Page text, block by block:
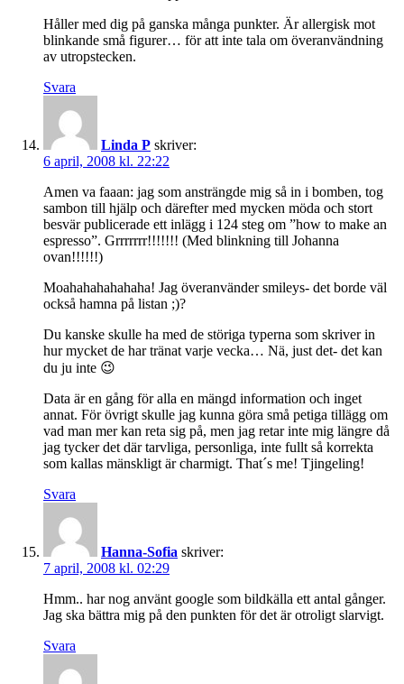
Håller med dig på ganska många punkter. Är allergisk mot
blinkande små figurer… för att inte tala om överanvändning
av utropstecken.
Svara
Linda P skriver:
6 april, 2008 kl. 22:22
Amen va faaan: jag som ansträngde mig så in i bomben, tog
sambon till hjälp och därefter med mycken möda och stort
besvär publicerade ett inlägg i 124 steg om ”how to make an
espresso”. Grrrrrrr!!!!!!! (Med blinkning till Johanna
ovan!!!!!!)
Moahahahahahaha! Jag överanvänder smileys- det borde väl
också hamna på listan ;)?
Du kanske skulle ha med de störiga typerna som skriver in
hur mycket de har tränat varje vecka… Nä, just det- det kan
du ju inte 😉
Data är en gång för alla en mängd information och inget
annat. För övrigt skulle jag kunna göra små petiga tillägg om
vad man mer kan reta sig på, men jag retar inte mig längre då
jag tycker det där tarvliga, personliga, inte fullt så korrekta
som kallas mänskligt är charmigt. That´s me! Tjingeling!
Svara
Hanna-Sofia skriver:
7 april, 2008 kl. 02:29
Hmm.. har nog använt google som bildkälla ett antal gånger.
Jag ska bättra mig på den punkten för det är otroligt slarvigt.
Svara